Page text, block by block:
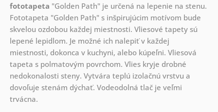
fototapeta "Golden Path" je určená na lepenie na stenu.
Fototapeta "Golden Path" s inšpirujúcim motívom bude
skvelou ozdobou každej miestnosti. Vliesové tapety sú
lepené lepidlom. Je možné ich nalepiť v každej
miestnosti, dokonca v kuchyni, alebo kúpeľni. Vliesová
tapeta s polmatovým povrchom. Vlies kryje drobné
nedokonalosti steny. Vytvára teplú izolačnú vrstvu a
dovoľuje stenám dýchať. Vodeodolná tlač je veľmi
trvácna.